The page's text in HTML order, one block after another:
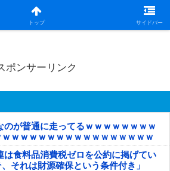
トップ サイドバー
ス録
ポンサーリンク
のが普通に走ってるｗｗｗｗｗｗｗｗ
ｗｗｗｗｗｗｗｗｗｗｗｗｗｗｗｗ
は食料品消費税ゼロを公約に掲げてい
それは財源確保という条件付き」